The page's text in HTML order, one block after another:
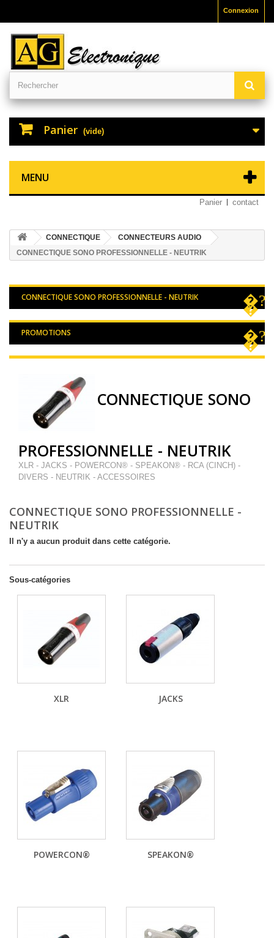
Connexion
Panier (vide)
MENU
Panier contact
CONNECTIQUE
CONNECTEURS AUDIO
CONNECTIQUE SONO PROFESSIONNELLE - NEUTRIK
CONNECTIQUE SONO PROFESSIONNELLE - NEUTRIK
PROMOTIONS
CONNECTIQUE SONO
PROFESSIONNELLE - NEUTRIK
XLR - JACKS - POWERCON® - SPEAKON® - RCA (CINCH) -
DIVERS - NEUTRIK - ACCESSOIRES
CONNECTIQUE SONO PROFESSIONNELLE -
NEUTRIK
Il n'y a aucun produit dans cette catégorie.
Sous-catégories
XLR JACKS
POWERCON® SPEAKON®